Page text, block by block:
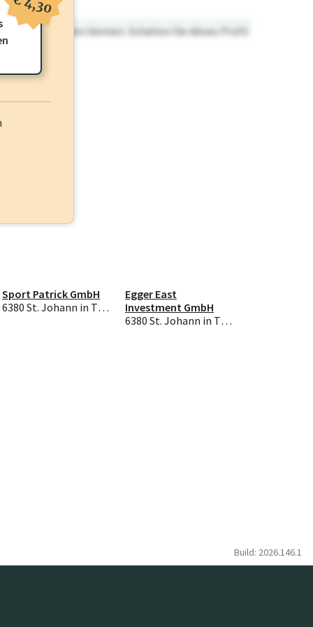
nicht einsehen können. Schalten Sie dieses Profil
Sport Patrick GmbH
6380 St. Johann in Tirol
Egger East
Investment GmbH
6380 St. Johann in Tirol
Build: 2026.146.1